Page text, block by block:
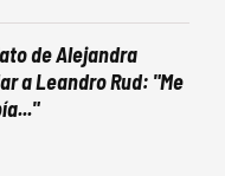
de Alejandra
a Leandro Rud: "Me